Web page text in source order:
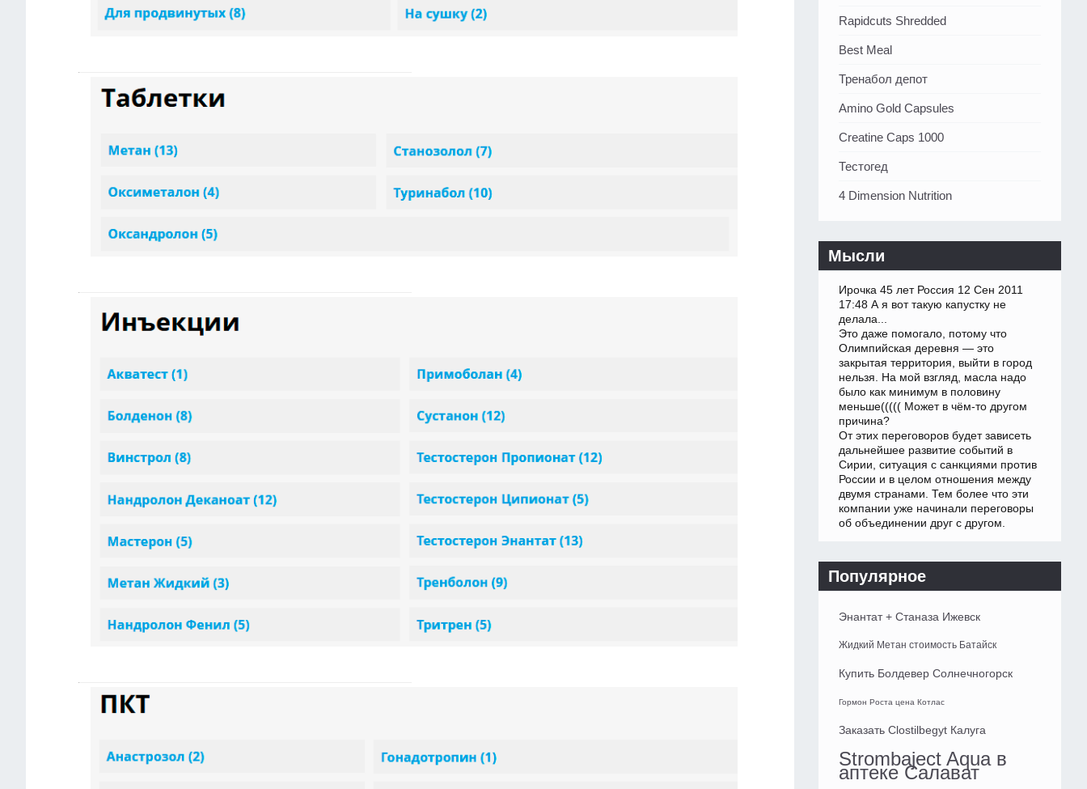
Rapidcuts Shredded
Best Meal
Тренабол депот
Amino Gold Capsules
Creatine Caps 1000
Тестогед
4 Dimension Nutrition
Мысли
Ирочка 45 лет Россия 12 Сен 2011
17:48 А я вот такую капустку не
делала...
Это даже помогало, потому что
Олимпийская деревня — это
закрытая территория, выйти в город
нельзя. На мой взгляд, масла надо
было как минимум в половину
меньше((((( Может в чём-то другом
причина?
От этих переговоров будет зависеть
дальнейшее развитие событий в
Сирии, ситуация с санкциями против
России и в целом отношения между
двумя странами. Тем более что эти
компании уже начинали переговоры
об объединении друг с другом.
Популярное
Энантат + Станаза Ижевск
Жидкий Метан стоимость Батайск
Купить Болдевер Солнечногорск
Гормон Роста цена Котлас
Заказать Clostilbegyt Калуга
Strombaject Aqua в
аптеке Салават